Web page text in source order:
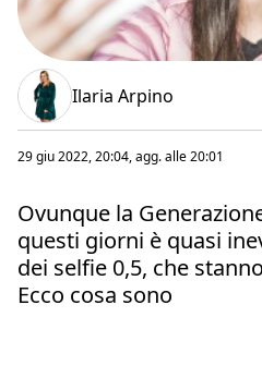
Ilaria Arpino
29 giu 2022, 20:04, agg. alle20:01
Ovunque la
questi giorni è quasi
dei selfie 0,5, che
Ecco cosa sono